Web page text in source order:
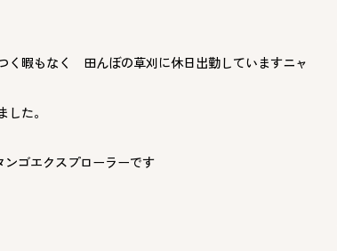
く暇もなく 田んぼの草刈に休日出勤していますニャ
た。
ゴエクスプローラーです